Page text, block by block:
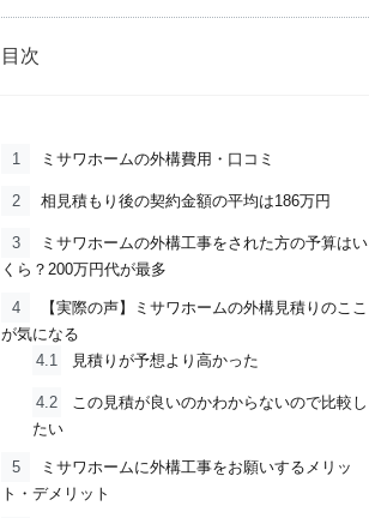
目次
1 ミサワホームの外構費用・口コミ
2 相見積もり後の契約金額の平均は186万円
3
ミサワホームの外構工事をされた方の予算はい
くら？200万円代が最多
4
【実際の声】ミサワホームの外構見積りのここ
が気になる
4.1
見積りが予想より高かった
4.2
この見積が良いのかわからないので比較し
たい
5
ミサワホームに外構工事をお願いするメリッ
ト・デメリット